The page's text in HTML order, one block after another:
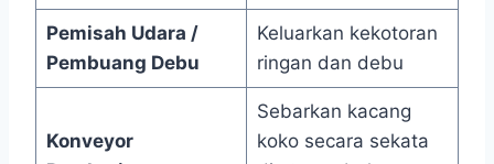
Pemisah Udara /
Pembuang Debu
Keluarkan kekotoran
ringan dan debu
Konveyor
Sebarkan kacang
koko secara sekata